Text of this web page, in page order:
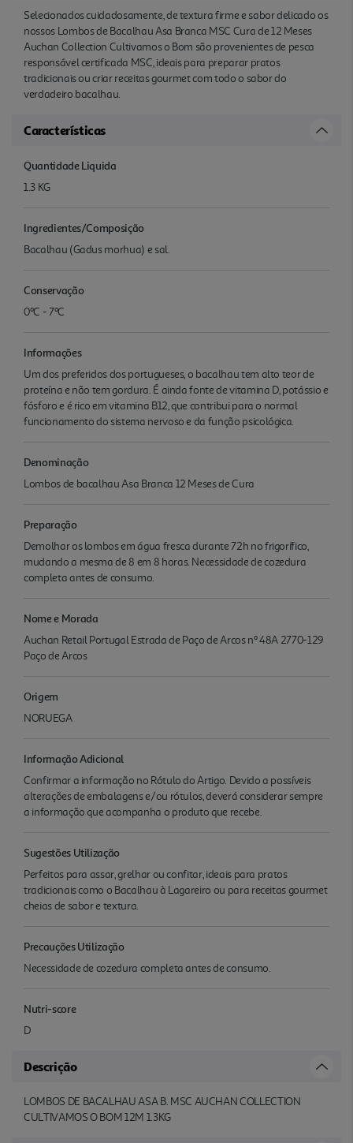
Selecionados cuidadosamente, de textura firme e sabor delicado os
nossos Lombos de Bacalhau Asa Branca MSC Cura de 12 Meses
Auchan Collection Cultivamos o Bom são provenientes de pesca
responsável certificada MSC, ideais para preparar pratos
tradicionais ou criar receitas gourmet com todo o sabor do
verdadeiro bacalhau.
Características
Quantidade Liquida
1.3 KG
Ingredientes/Composição
Bacalhau (Gadus morhua) e sal.
Conservação
0ºC - 7ºC
Informações
Um dos preferidos dos portugueses, o bacalhau tem alto teor de
proteína e não tem gordura. É ainda fonte de vitamina D, potássio e
fósforo e é rico em vitamina B12, que contribui para o normal
funcionamento do sistema nervoso e da função psicológica.
Denominação
Lombos de bacalhau Asa Branca 12 Meses de Cura
Preparação
Demolhar os lombos em água fresca durante 72h no frigorífico,
mudando a mesma de 8 em 8 horas. Necessidade de cozedura
completa antes de consumo.
Nome e Morada
Auchan Retail Portugal Estrada de Paço de Arcos nº 48A 2770-129
Paço de Arcos
Origem
NORUEGA
Informação Adicional
Confirmar a informação no Rótulo do Artigo. Devido a possíveis
alterações de embalagens e/ou rótulos, deverá considerar sempre
a informação que acompanha o produto que recebe.
Sugestões Utilização
Perfeitos para assar, grelhar ou confitar, ideais para pratos
tradicionais como o Bacalhau à Lagareiro ou para receitas gourmet
cheias de sabor e textura.
Precauções Utilização
Necessidade de cozedura completa antes de consumo.
Nutri-score
D
Descrição
LOMBOS DE BACALHAU ASA B. MSC AUCHAN COLLECTION
CULTIVAMOS O BOM 12M 1.3KG